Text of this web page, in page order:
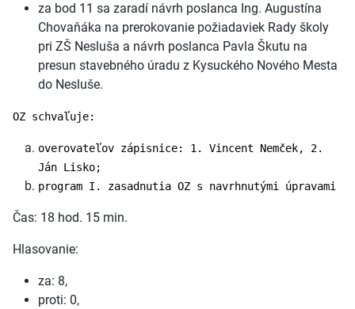
za bod 11 sa zaradí návrh poslanca Ing. Augustína
Chovaňáka na prerokovanie požiadaviek Rady školy
pri ZŠ Nesluša a návrh poslanca Pavla Škutu na
presun stavebného úradu z Kysuckého Nového Mesta
do Nesluše.
OZ schvaľuje:
overovateľov zápisnice: 1. Vincent Nemček, 2.
Ján Lisko;
program I. zasadnutia OZ s navrhnutými úpravami
Čas: 18 hod. 15 min.
Hlasovanie:
za: 8,
proti: 0,